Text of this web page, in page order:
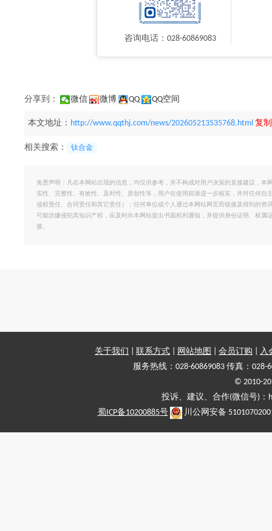
咨询电话：028-60869083
分享到： 微信 微博 QQ QQ空间
本文地址： http://www.qqthj.com/news/202605213535768.html 复
相关搜索： 钛合金
免责声明：凡在本网站出现的信息，均仅供参考，并不构成对用户决策的直接建议，
实性、完整性、有效性、及时性、原创性等，用户在使用前请进一步核实，并对任何
侵权责任、合同责任和其它责任）；任何单位或个人通过本网站网页而链接及得到的
可能涉嫌侵犯其知识产权，应及时向本网站提出书面权利通知，并提供身份证明、权
接。
关于我们 联系方式 网站地图 会员订购
入
服务热线：028-60869083 传真：028-
© 2010-
投诉、建议、合作(微信号)
蜀ICP备10200885号
川公网安备